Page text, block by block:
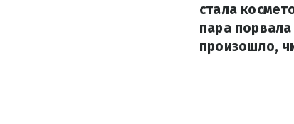
стала
пара
произошло,